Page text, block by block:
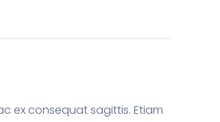
ex consequat sagittis. Etiam